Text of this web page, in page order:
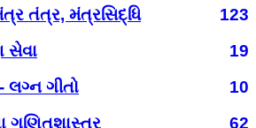
તંત્ર, મંત્રસિદ્ધિ
123
સેવા
19
લગ્ન ગીતો
10
ગણિતશાસ્ત્ર
62